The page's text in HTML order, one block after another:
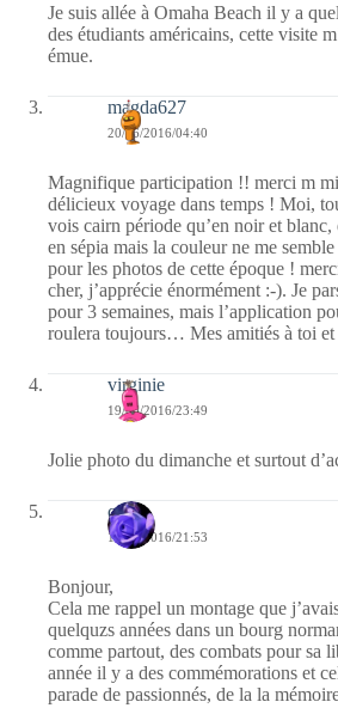
Je suis allée à Omaha Beach il y a
des étudiants américains, cette visite
émue.
magda627
20/06/2016/04:40
Magnifique participation !! merci m
délicieux voyage dans temps ! Moi,
vois cairn période qu’en noir et blanc,
en sépia mais la couleur ne me
pour les photos de cette époque !
cher, j’apprécie énormément :-). Je
pour 3 semaines, mais l’application
roulera toujours… Mes amitiés à toi et
virginie
19/06/2016/23:49
Jolie photo du dimanche et surtout
covix
19/06/2016/21:53
Bonjour,
Cela me rappel un montage que
quelquzs années dans un bourg
comme partout, des combats pour sa
année il y a des commémorations et
parade de passionnés, de la la